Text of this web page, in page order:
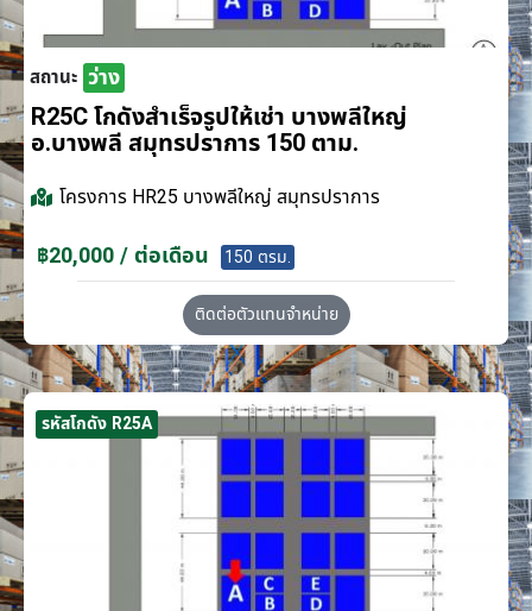
สถานะ ว่าง
R25C โกดังสำเร็จรูปให้เช่า บางพลีใหญ่
อ.บางพลี สมุทรปราการ 150 ตาม.
โครงการ HR25 บางพลีใหญ่ สมุทรปราการ
฿20,000 / ต่อเดือน 150 ตรม.
ติดต่อตัวแทนจำหน่าย
รหัสโกดัง R25A